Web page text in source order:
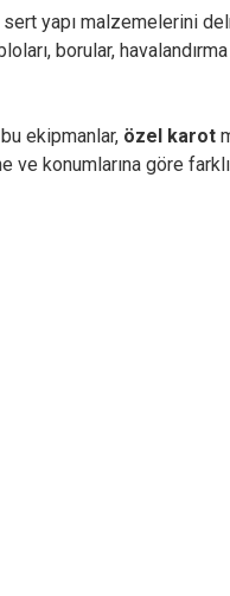
yapı malzemelerini
borular,
ekipmanlar, özel karot
ve konumlarına göre